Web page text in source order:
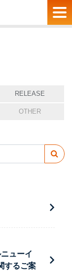
RELEASE
OTHER
ューイ
するご案